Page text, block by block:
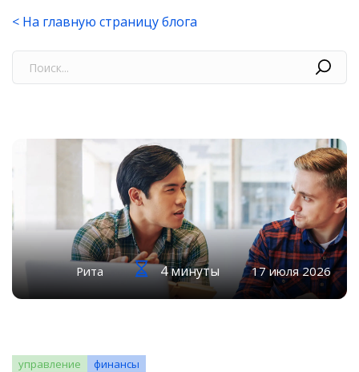
< На главную страницу блога
Рита 4 минуты 17 июля 2026
управление финансы